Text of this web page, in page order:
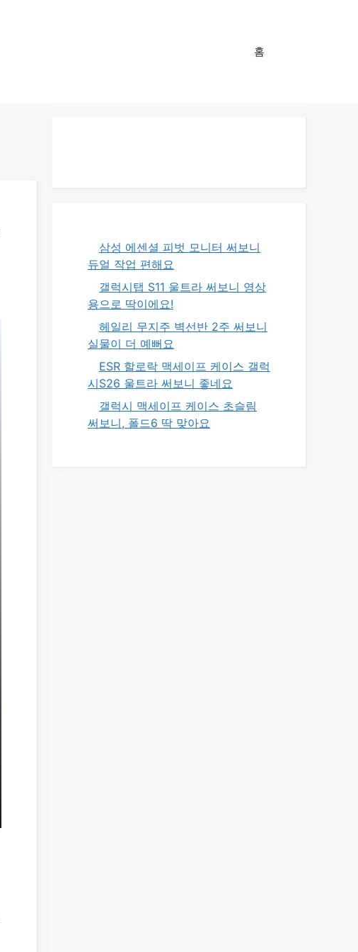
홈
삼성 에센셜 피벗 모니터 써보니
듀얼 작업 편해요
갤럭시탭 S11 울트라 써보니 영상
용으로 딱이에요!
헤일리 무지주 벽선반 2주 써보니
실물이 더 예뻐요
ESR 할로락 맥세이프 케이스 갤럭
시S26 울트라 써보니 좋네요
갤럭시 맥세이프 케이스 초슬림
써보니, 폴드6 딱 맞아요